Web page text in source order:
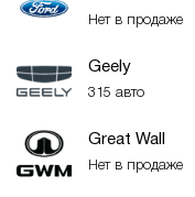
Нет в продаже
Geely
315 авто
Great Wall
Нет в продаже